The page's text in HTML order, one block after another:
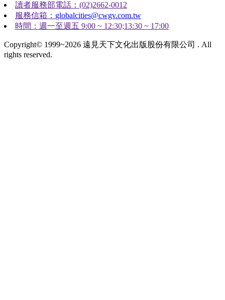
讀者服務部電話：(02)2662-0012
服務信箱： globalcities@cwgv.com.tw
時間：週一至週五 9:00 ~ 12:30;13:30 ~ 17:00
Copyright© 1999~2026 遠見天下文化出版股份有限公司 . All
rights reserved.